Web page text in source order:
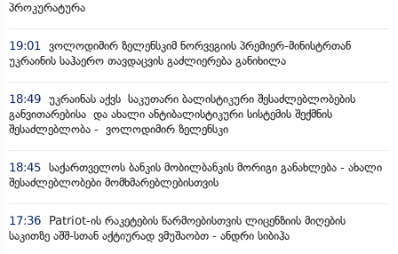
პროკურატურა
19:01 ვოლოდიმირ ზელენსკიმ ნორვეგიის პრემიერ-მინისტრთან
უკრაინის საჰაერო თავდაცვის გაძლიერება განიხილა
18:49 უკრაინას აქვს საკუთარი ბალისტიკური შესაძლებლობების
განვითარებისა და ახალი ანტიბალისტიკური სისტემის შექმნის
შესაძლებლობა - ვოლოდიმირ ზელენსკი
18:45 საქართველოს ბანკის მობილბანკის მორიგი განახლება - ახალი
შესაძლებლობები მომხმარებლებისთვის
17:36
Patriot-ის რაკეტების წარმოებისთვის ლიცენზიის მიღების
საკითზე აშშ-სთან აქტიურად ვმუშაობთ - ანდრი სიბიჰა